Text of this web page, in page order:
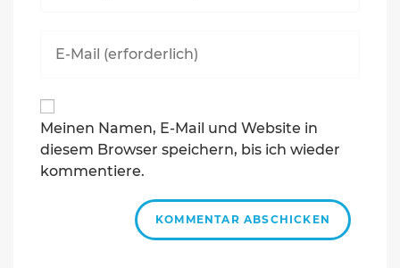
oder
Benutzernamen
Kommentieren
ein
Sie
Mail-
Adresse
zum
Kommentieren
Meinen Namen, E-Mail und Website in
diesem Browser speichern, bis ich wieder
kommentiere.